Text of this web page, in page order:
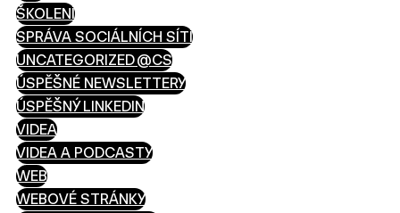
ŠKOLENÍ
SPRÁVA SOCIÁLNÍCH SÍTÍ
UNCATEGORIZED @CS
ÚSPĚŠNÉ NEWSLETTERY
ÚSPĚŠNÝ LINKEDIN
VIDEA
VIDEA A PODCASTY
WEB
WEBOVÉ STRÁNKY